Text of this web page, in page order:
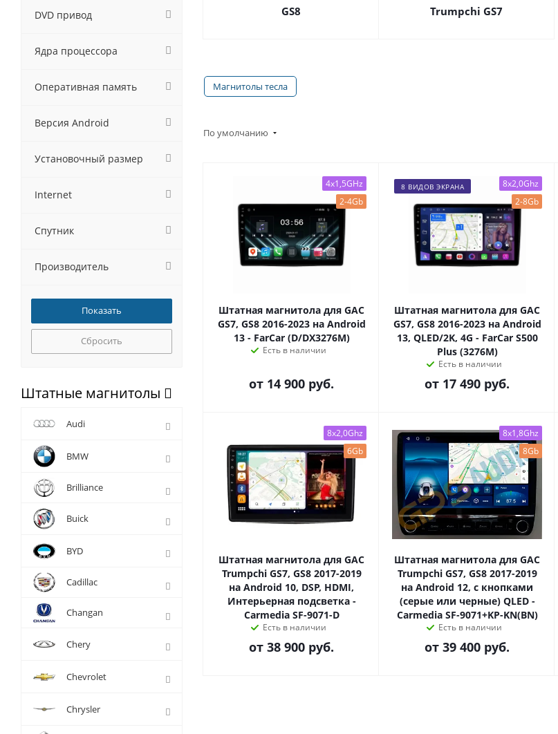
GS8 Trumpchi GS7
Магнитолы тесла
По умолчанию
4x1,5GHz
2-4Gb
Штатная магнитола для GAC
GS7, GS8 2016-2023 на Android
13 - FarCar (D/DX3276M)
Есть в наличии
от 14 900 руб.
8 ВИДОВ ЭКРАНА
8x2,0Ghz
2-8Gb
Штатная магнитола для GAC
GS7, GS8 2016-2023 на Android
13, QLED/2K, 4G - FarCar S500
Plus (3276M)
Есть в наличии
от 17 490 руб.
8x2,0Ghz
6Gb
Штатная магнитола для GAC
Trumpchi GS7, GS8 2017-2019
на Android 10, DSP, HDMI,
Интерьерная подсветка -
Carmedia SF-9071-D
Есть в наличии
от 38 900 руб.
8x1,8Ghz
8Gb
Штатная магнитола для GAC
Trumpchi GS7, GS8 2017-2019
на Android 12, с кнопками
(серые или черные) QLED -
Carmedia SF-9071+KP-KN(BN)
Есть в наличии
от 39 400 руб.
DVD привод
Ядра процессора
Оперативная память
Версия Android
Установочный размер
Internet
Спутник
Производитель
Сбросить
Штатные магнитолы
Audi
BMW
Brilliance
Buick
BYD
Cadillac
Changan
Chery
Chevrolet
Chrysler